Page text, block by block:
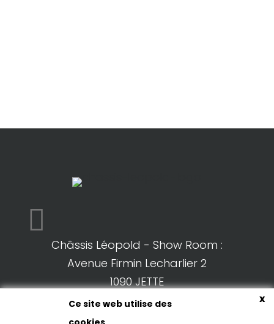

Châssis Léopold - Show Room :
Avenue Firmin Lecharlier 2
1090 JETTE
(carrefour avec Boulevard DESMET
x
Ce site web utilise des